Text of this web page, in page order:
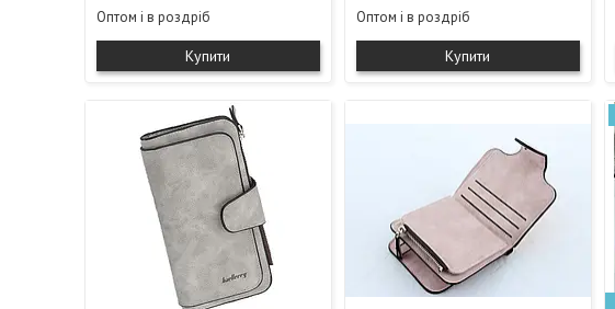
Оптом і в роздріб
Купити
Оптом і в роздріб
Купити